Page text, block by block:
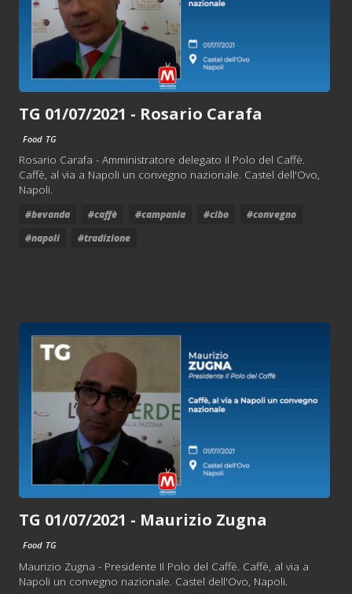
TG 01/07/2021 - Rosario Carafa
Food TG
Rosario Carafa - Amministratore delegato il Polo del Caffè.
Caffè, al via a Napoli un convegno nazionale. Castel dell'Ovo,
Napoli.
#bevanda #caffè #campania #cibo
#convegno
#napoli
#tradizione
TG 01/07/2021 - Maurizio Zugna
Food TG
Maurizio Zugna - Presidente Il Polo del Caffè. Caffè, al via a
Napoli un convegno nazionale. Castel dell'Ovo, Napoli.